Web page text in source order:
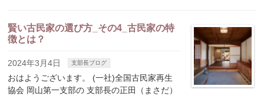
賢い古民家の選び方_その4_古民家の特
徴とは？
2024年3月4日 支部長ブログ
おはようございます。 (一社)全国古民家再生
協会 岡山第一支部の 支部長の正田（まさだ）